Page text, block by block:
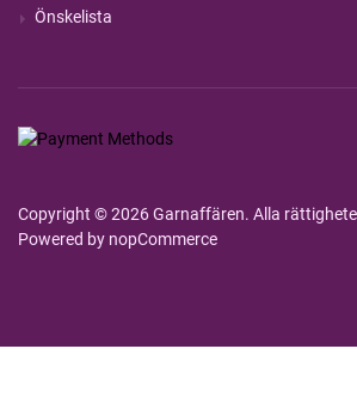
Önskelista
Copyright © 2026 Garnaffären. Alla
Powered by nopCommerce